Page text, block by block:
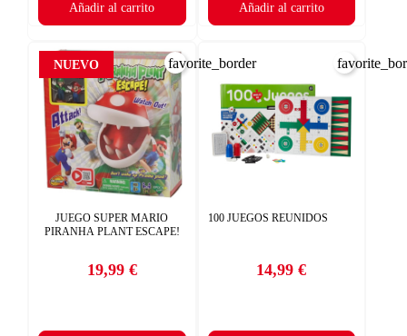
Añadir al carrito Añadir al carrito
JUEGO SUPER MARIO
PIRANHA PLANT ESCAPE!
Precio
19,99 €
NUEVO favorite_border
100 JUEGOS REUNIDOS
Precio
14,99 €